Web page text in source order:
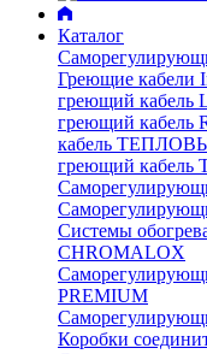
Каталог
Греющие кабели
греющий кабель
греющий кабель
кабель
греющий
Системы
CHROMALOX
PREMIUM
Коробки